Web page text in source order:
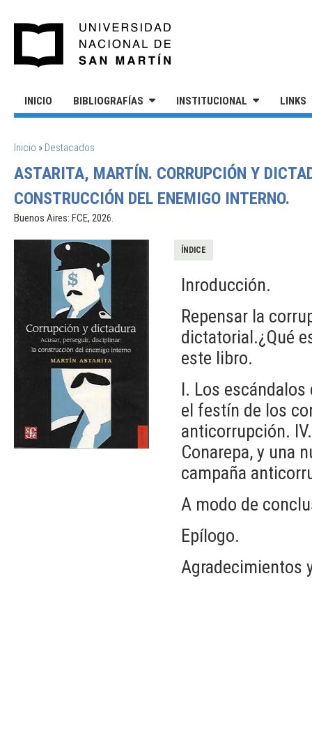
INICIO BIBLIOGRAFÍAS INSTITUCIONAL LINKS
SE ENCUENTRA USTED AQUÍ
Inicio » Destacados
ASTARITA, MARTÍN. CORRUPCIÓN Y
CONSTRUCCIÓN DEL ENEMIGO INTERNO.
Buenos Aires: FCE, 2026.
ÍNDICE
Inroducción.
Repensar la
dictatorial.¿Qué
este libro.
I. Los
el festín de los
anticorrupción.
Conarepa, y una
campaña
A modo de
Epílogo.
Agradecimientos